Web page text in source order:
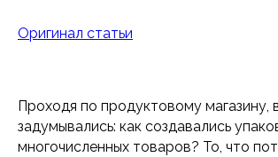
Оригинал статьи
Проходя по продуктовому магазину,
задумывались: как создавались
многочисленных товаров? То, что